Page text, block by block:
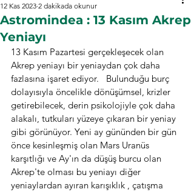
Astromindea : 13 Kasım Akrep
Yeniayı
12 Kas 2023 2 dakikada okunur
13 Kasım Pazartesi gerçekleşecek olan
Akrep yeniayı bir yeniaydan çok daha
fazlasına işaret ediyor.   Bulunduğu burç
dolayısıyla öncelikle dönüşümsel, krizler
getirebilecek, derin psikolojiyle çok daha
alakalı, tutkuları yüzeye çıkaran bir yeniay
gibi görünüyor. Yeni ay gününden bir gün
önce kesinleşmiş olan Mars Uranüs
karşıtlığı ve Ay'ın da düşüş burcu olan
Akrep'te olması bu yeniayı diğer
yeniaylardan ayıran karışıklık , çatışma